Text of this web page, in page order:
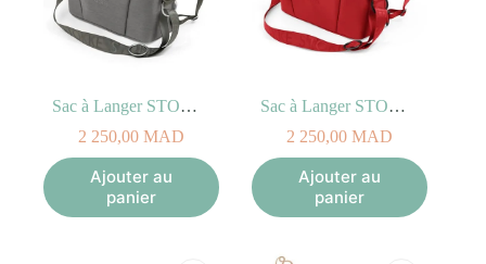
Sac à Langer STOKKE XPLORY X Gris Moderne
2 250,00 MAD
Ajouter au
panier
Sac à Langer STOKKE XPLORY X Rouge Rubis
2 250,00 MAD
Ajouter au
panier